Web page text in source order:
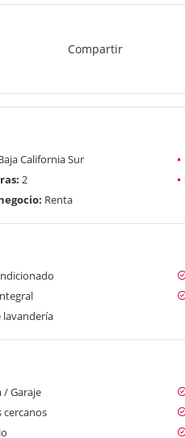
Compartir
California Sur
2
Renta
lavandería
/ Garaje
cercanos